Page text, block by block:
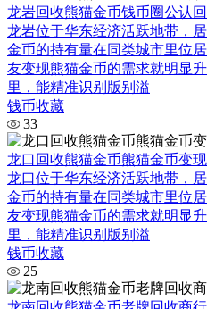
龙岩回收熊猫金币钱币圈公认
龙岩位于华东经济活跃地带，
金币的持有量在同类城市里位
友变现熊猫金币的需求就明显
里，能精准识别版别溢
钱币收藏
33
龙口回收熊猫金币熊猫金币变
龙口位于华东经济活跃地带，
金币的持有量在同类城市里位
友变现熊猫金币的需求就明显
里，能精准识别版别溢
钱币收藏
25